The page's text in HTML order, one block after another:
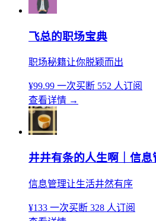
飞总的职场宝典
职场秘籍让你脱颖而出
¥99.99 一次买断 552 人订阅
查看详情 →
井井有条的人生啊｜信息
信息管理让生活井然有序
¥133 一次买断 328 人订阅